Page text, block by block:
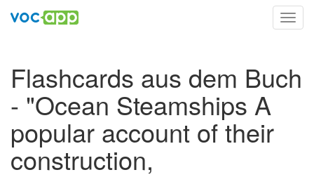
Flashcards aus dem Buch
- "Ocean Steamships A
popular account of their
construction,